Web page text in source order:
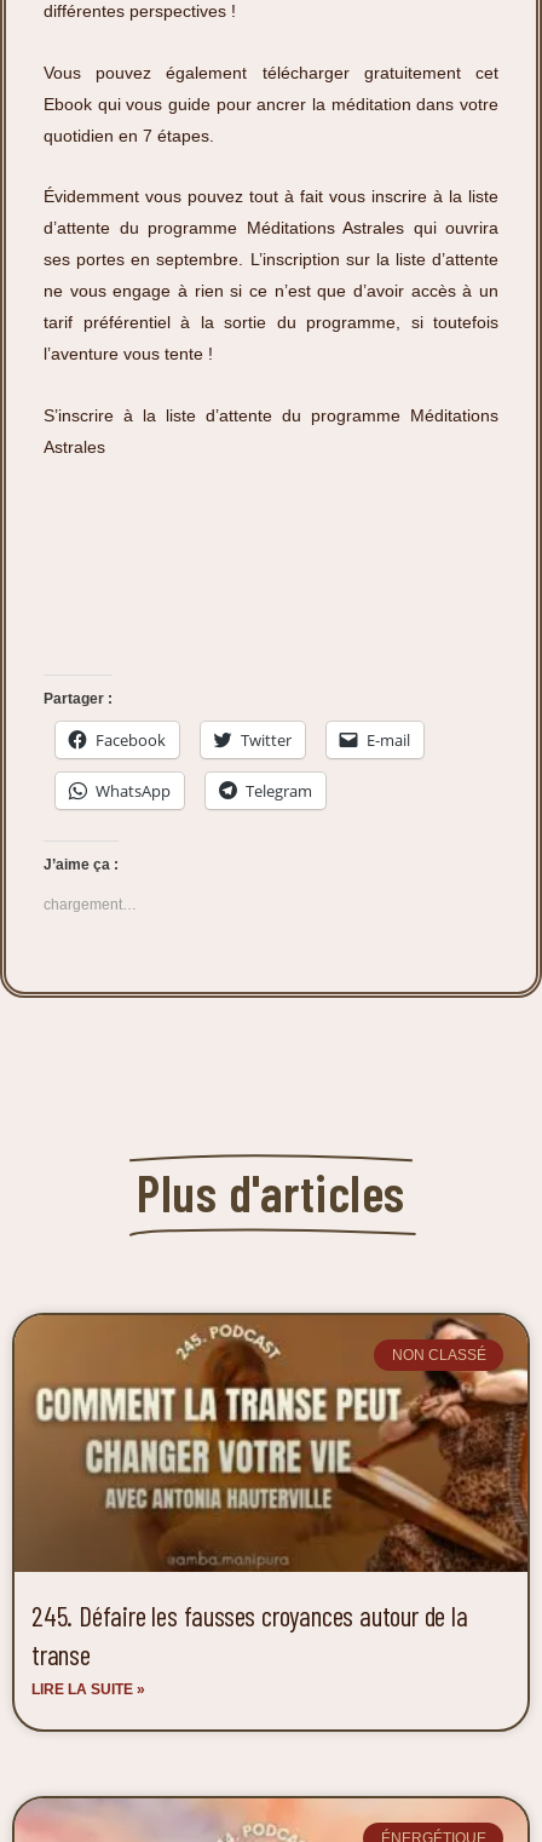
différentes perspectives !
Vous pouvez également télécharger gratuitement cet
Ebook qui vous guide pour ancrer la méditation dans votre
quotidien en 7 étapes.
Évidemment vous pouvez tout à fait vous inscrire à la liste
d’attente du programme Méditations Astrales qui ouvrira
ses portes en septembre. L’inscription sur la liste d’attente
ne vous engage à rien si ce n’est que d’avoir accès à un
tarif préférentiel à la sortie du programme, si toutefois
l’aventure vous tente !
S’inscrire à la liste d’attente du programme Méditations
Astrales
Partager :
Facebook Twitter E-mail
WhatsApp Telegram
J’aime ça :
chargement…
Plus d'articles
NON CLASSÉ
245. Défaire les fausses croyances autour de la
transe
LIRE LA SUITE »
ÉNERGÉTIQUE